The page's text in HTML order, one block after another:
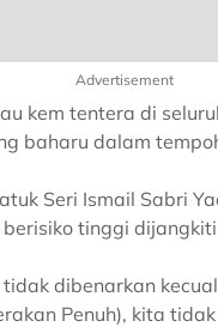
Advertisement
kem tentera di
baharu dalam
Seri Ismail Sabri
tinggi
dibenarkan
Penuh), kita